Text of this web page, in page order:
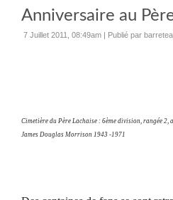
Anniversaire au
7 Juillet 2011, 08:49am | Publié par
Cimetière du Père Lachaise : 6ème division, rangée 2,
James Douglas Morrison 1943 -1971